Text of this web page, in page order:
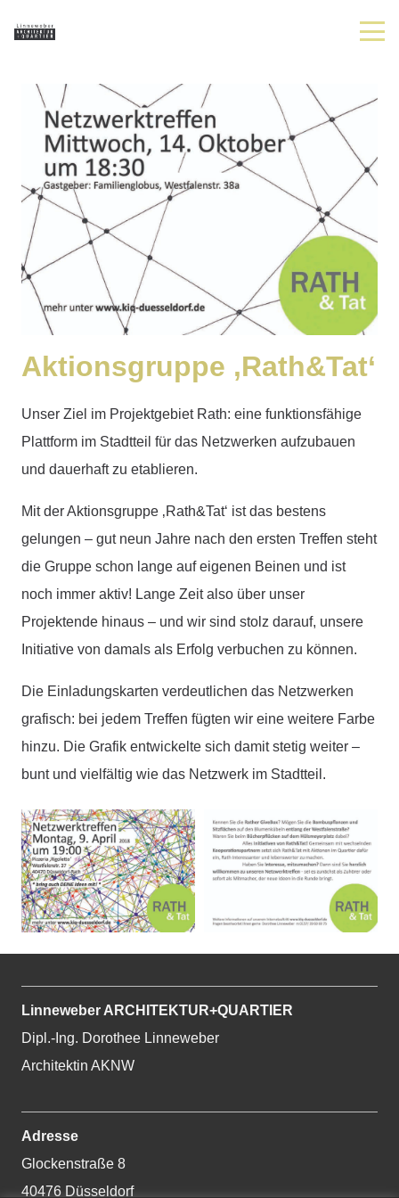
Aktionsgruppe ‚Rath&Tat‘
Unser Ziel im Projektgebiet Rath: eine funktionsfähige
Plattform im Stadtteil für das Netzwerken aufzubauen
und dauerhaft zu etablieren.
Mit der Aktionsgruppe ‚Rath&Tat‘ ist das bestens
gelungen – gut neun Jahre nach den ersten Treffen steht
die Gruppe schon lange auf eigenen Beinen und ist
noch immer aktiv! Lange Zeit also über unser
Projektende hinaus – und wir sind stolz darauf, unsere
Initiative von damals als Erfolg verbuchen zu können.
Die Einladungskarten verdeutlichen das Netzwerken
grafisch: bei jedem Treffen fügten wir eine weitere Farbe
hinzu. Die Grafik entwickelte sich damit stetig weiter –
bunt und vielfältig wie das Netzwerk im Stadtteil.
Linneweber ARCHITEKTUR+QUARTIER
Dipl.-Ing. Dorothee Linneweber
Architektin AKNW
Adresse
Glockenstraße 8
40476 Düsseldorf